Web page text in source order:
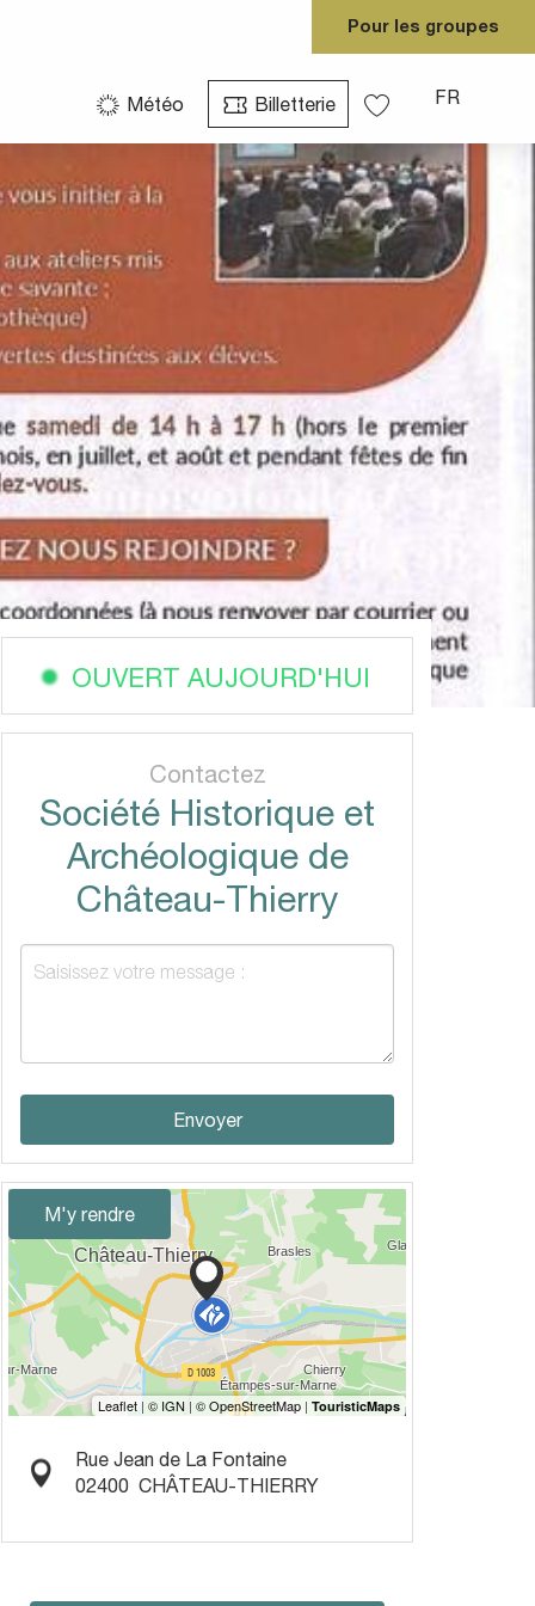
Météo
Billetterie
FR
Pour les groupes
OUVERT AUJOURD'HUI
Contactez
Société Historique et
Archéologique de
Château-Thierry
Envoyer
M'y rendre
Rue Jean de La Fontaine
02400 CHÂTEAU-THIERRY